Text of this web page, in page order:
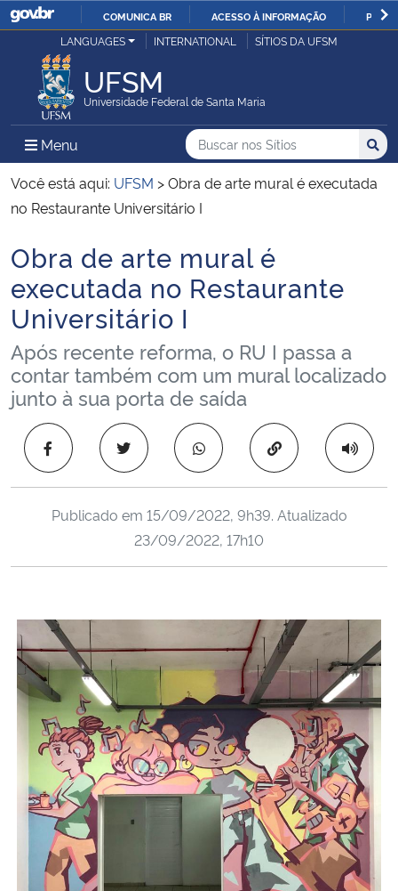
IR
COMUNICA BR ACESSO À INFORMAÇÃO
Ministério da Justiça e Segurança Pública
Ministério da Defesa
Ministério das Relações Exteriores
Ministério da Infraestrutura
Ministério da Agricultura, Pecuária e Abastecimento
Ministério da Educação
Ministério da Cidadania
Ministério da Saúde
Ministério de Minas e Energia
Ministério do Turismo
Ministério do Desenvolvimento Regional
Controladoria-Geral da União
Ministério da Mulher, da Família e dos Direitos Humanos
Secretaria-Geral
Secretaria de Governo
LANGUAGES INTERNATIONAL SÍTIOS DA UFSM
UFSM
Universidade Federal de Santa Maria
Menu Menu Principal do Sítio
Busca
Buscar no nos Sítios
Busca:
Você está aqui: UFSM >Obra de arte mural é executada
no Restaurante Universitário I
Início do conteúdo
Obra de arte mural é
executada no Restaurante
Universitário I
Após recente reforma, o RU I passa a
contar também com um mural localizado
junto à sua porta de saída
Copiar para área
Publicado em 15/09/2022, 9h39. Atualizado
23/09/2022, 17h10